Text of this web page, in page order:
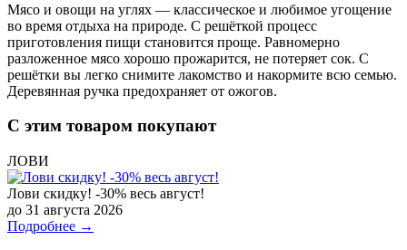
Мясо и овощи на углях — классическое и любимое угощение
во время отдыха на природе. С решёткой процесс
приготовления пищи становится проще. Равномерно
разложенное мясо хорошо прожарится, не потеряет сок. С
решётки вы легко снимите лакомство и накормите всю семью.
Деревянная ручка предохраняет от ожогов.
С этим товаром покупают
ЛОВИ
Лови скидку! -30% весь август!
до 31 августа 2026
Подробнее →